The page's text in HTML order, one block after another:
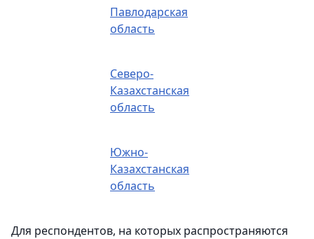
Павлодарская
область
Северо-
Казахстанская
область
Южно-
Казахстанская
область
Для респондентов, на которых распространяются